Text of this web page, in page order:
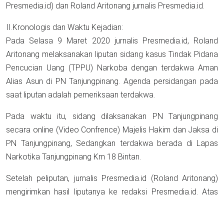
Presmedia.id) dan Roland Aritonang jurnalis Presmedia.id.
II.Kronologis dan Waktu Kejadian:
Pada Selasa 9 Maret 2020 jurnalis Presmedia.id, Roland
Aritonang melaksanakan liputan sidang kasus Tindak Pidana
Pencucian Uang (TPPU) Narkoba dengan terdakwa Aman
Alias Asun di PN Tanjungpinang. Agenda persidangan pada
saat liputan adalah pemeriksaan terdakwa.
Pada waktu itu, sidang dilaksanakan PN Tanjungpinang
secara online (Video Confrence) Majelis Hakim dan Jaksa di
PN Tanjungpinang, Sedangkan terdakwa berada di Lapas
Narkotika Tanjungpinang Km 18 Bintan.
Setelah peliputan, jurnalis Presmedia.id (Roland Aritonang)
mengirimkan hasil liputanya ke redaksi Presmedia.id. Atas